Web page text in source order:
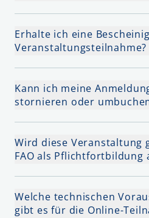
Erhalte ich eine
Veranstaltungsteilnahme?
Kann ich meine
stornieren oder
Wird diese Veranstaltung
FAO als Pflichtfortbildung
Welche technischen
gibt es für die Online-